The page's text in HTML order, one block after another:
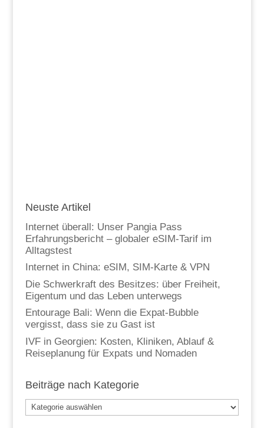
Neuste Artikel
Internet überall: Unser Pangia Pass
Erfahrungsbericht – globaler eSIM-Tarif im
Alltagstest
Internet in China: eSIM, SIM-Karte & VPN
Die Schwerkraft des Besitzes: über Freiheit,
Eigentum und das Leben unterwegs
Entourage Bali: Wenn die Expat-Bubble
vergisst, dass sie zu Gast ist
IVF in Georgien: Kosten, Kliniken, Ablauf &
Reiseplanung für Expats und Nomaden
Beiträge nach Kategorie
Beiträge
nach